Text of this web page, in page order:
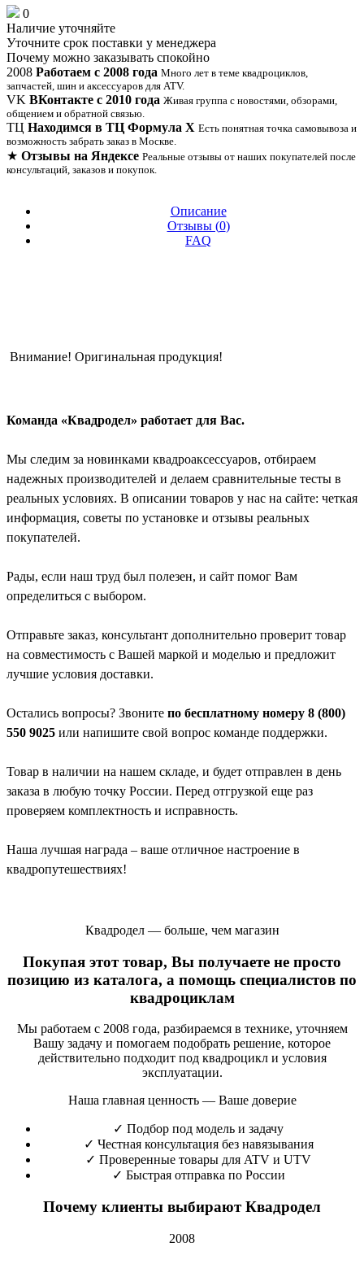
0
Наличие уточняйте
Уточните срок поставки у менеджера
Почему можно заказывать спокойно
2008 Работаем с 2008 года Много лет в теме квадроциклов,
запчастей, шин и аксессуаров для ATV.
VK ВКонтакте с 2010 года Живая группа с новостями, обзорами,
общением и обратной связью.
ТЦ Находимся в ТЦ Формула Х Есть понятная точка самовывоза и
возможность забрать заказ в Москве.
★ Отзывы на Яндексе Реальные отзывы от наших покупателей после
консультаций, заказов и покупок.
Описание
Отзывы (0)
FAQ
Внимание! Оригинальная продукция!
Команда «Квадродел» работает для Вас.
Мы следим за новинками квадроаксессуаров, отбираем
надежных производителей и делаем сравнительные тесты в
реальных условиях. В описании товаров у нас на сайте: четкая
информация, советы по установке и отзывы реальных
покупателей.
Рады, если наш труд был полезен, и сайт помог Вам
определиться с выбором.
Отправьте заказ, консультант дополнительно проверит товар
на совместимость с Вашей маркой и моделью и предложит
лучшие условия доставки.
Остались вопросы? Звоните по бесплатному номеру 8 (800)
550 9025 или напишите свой вопрос команде поддержки.
Товар в наличии на нашем складе, и будет отправлен в день
заказа в любую точку России. Перед отгрузкой еще раз
проверяем комплектность и исправность.
Наша лучшая награда – ваше отличное настроение в
квадропутешествиях!
Квадродел — больше, чем магазин
Покупая этот товар, Вы получаете не просто
позицию из каталога, а помощь специалистов по
квадроциклам
Мы работаем с 2008 года, разбираемся в технике, уточняем
Вашу задачу и помогаем подобрать решение, которое
действительно подходит под квадроцикл и условия
эксплуатации.
Наша главная ценность — Ваше доверие
✓ Подбор под модель и задачу
✓ Честная консультация без навязывания
✓ Проверенные товары для ATV и UTV
✓ Быстрая отправка по России
Почему клиенты выбирают Квадродел
2008